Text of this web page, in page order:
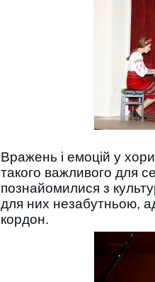
Вражень і емоцій у
такого важливого для
познайомилися з
для них незабутньою,
кордон.